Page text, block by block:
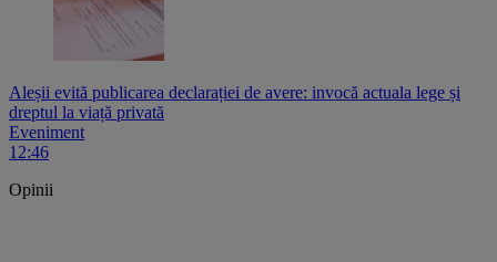
Aleșii evită publicarea declarației de avere: invocă actuala lege și
dreptul la viață privată
Eveniment
12:46
Opinii